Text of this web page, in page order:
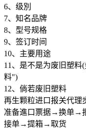
6、级別
7、知名品牌
8、型号规格
9、签订时间
10、主要用途
11、是不是为废旧塑
料")
12、倘若废旧塑料
再生颗粒进口报关代
准备進口票据→换单→
接单→提箱→取货